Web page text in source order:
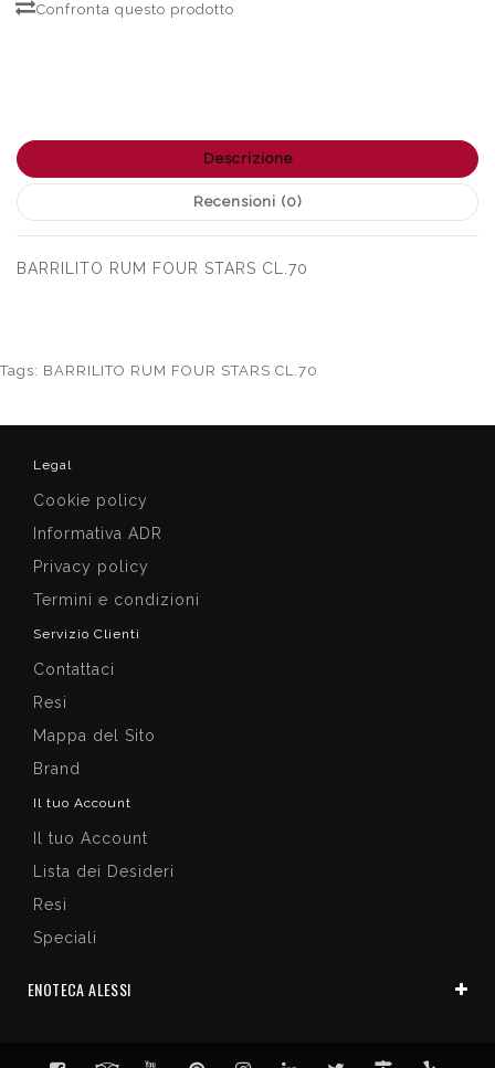
Confronta questo prodotto
Descrizione
Recensioni (0)
BARRILITO RUM FOUR STARS CL.70
Tags: BARRILITO RUM FOUR STARS CL.70
Legal
Cookie policy
Informativa ADR
Privacy policy
Termini e condizioni
Servizio Clienti
Contattaci
Resi
Mappa del Sito
Brand
Il tuo Account
Il tuo Account
Lista dei Desideri
Resi
Speciali
ENOTECA ALESSI